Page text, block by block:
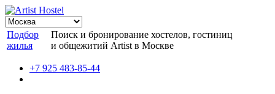
Подбор
жилья
Поиск и бронирование хостелов, гостиниц
и общежитий Artist в Москве
+7 925 483-85-44